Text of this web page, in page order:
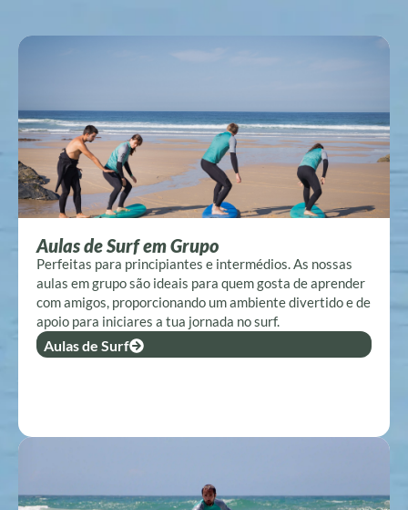
Aulas de Surf em Grupo
Perfeitas para principiantes e intermédios. As nossas
aulas em grupo são ideais para quem gosta de aprender
com amigos, proporcionando um ambiente divertido e de
apoio para iniciares a tua jornada no surf.
Aulas de Surf